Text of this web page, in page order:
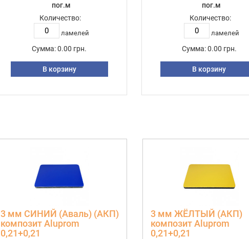
пог.м
Количество:
ламелей
Сумма: 0.00 грн.
В корзину
пог.м
Количество:
ламелей
Сумма: 0.00 грн.
В корзину
3 мм СИНИЙ (Аваль) (АКП)
композит Aluprom
0,21+0,21
3 мм ЖЁЛТЫЙ (АКП)
композит Aluprom
0,21+0,21